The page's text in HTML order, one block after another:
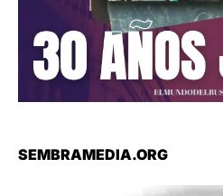
SEMBRAMEDIA.ORG